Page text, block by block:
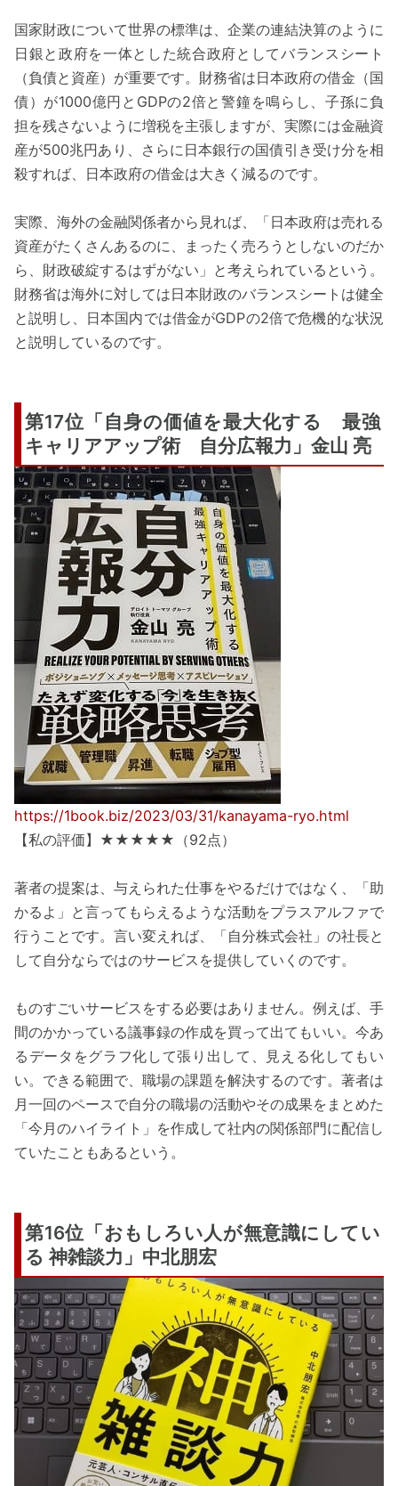
国家財政について世界の標準は、企業の連結決算のように
日銀と政府を一体とした統合政府としてバランスシート
（負債と資産）が重要です。財務省は日本政府の借金（国
債）が1000億円とGDPの2倍と警鐘を鳴らし、子孫に負
担を残さないように増税を主張しますが、実際には金融資
産が500兆円あり、さらに日本銀行の国債引き受け分を相
殺すれば、日本政府の借金は大きく減るのです。
実際、海外の金融関係者から見れば、「日本政府は売れる
資産がたくさんあるのに、まったく売ろうとしないのだか
ら、財政破綻するはずがない」と考えられているという。
財務省は海外に対しては日本財政のバランスシートは健全
と説明し、日本国内では借金がGDPの2倍で危機的な状況
と説明しているのです。
第17位「自身の価値を最大化する 最強
キャリアアップ術 自分広報力」金山 亮
https://1book.biz/2023/03/31/kanayama-ryo.html
【私の評価】★★★★★（92点）
著者の提案は、与えられた仕事をやるだけではなく、「助
かるよ」と言ってもらえるような活動をプラスアルファで
行うことです。言い変えれば、「自分株式会社」の社長と
して自分ならではのサービスを提供していくのです。
ものすごいサービスをする必要はありません。例えば、手
間のかかっている議事録の作成を買って出てもいい。今あ
るデータをグラフ化して張り出して、見える化してもい
い。できる範囲で、職場の課題を解決するのです。著者は
月一回のペースで自分の職場の活動やその成果をまとめた
「今月のハイライト」を作成して社内の関係部門に配信し
ていたこともあるという。
第16位「おもしろい人が無意識にしてい
る 神雑談力」中北朋宏